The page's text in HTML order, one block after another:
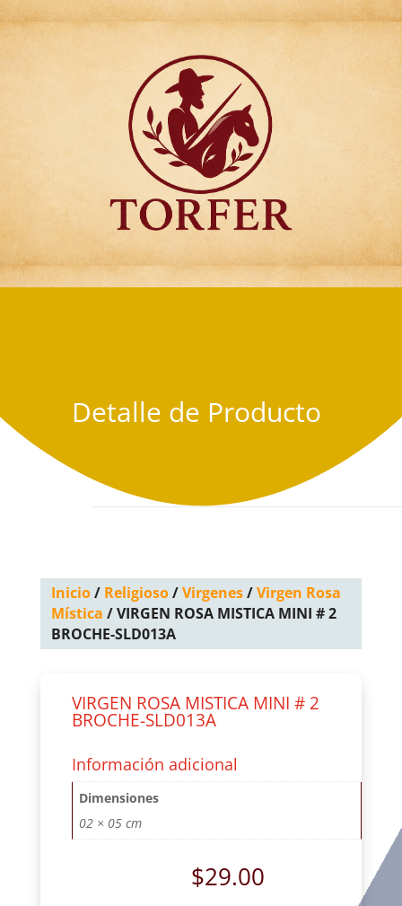
Articulos para
Regalo Torfer.
Detalle de Producto
Inicio/ Religioso/Virgenes/Virgen Rosa
Mística / VIRGEN ROSA MISTICA MINI # 2
BROCHE-SLD013A
VIRGEN ROSA MISTICA MINI # 2
BROCHE-SLD013A
Información adicional
Dimensiones
02 × 05 cm
$29.00